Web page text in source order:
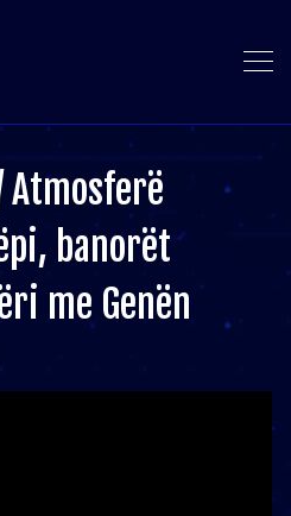
Atmosferë
banorët
me Genën